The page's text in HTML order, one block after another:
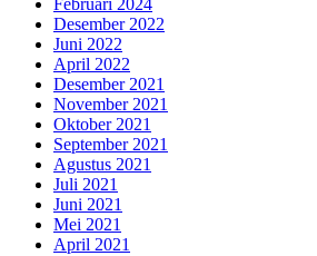
Februari 2024
Desember 2022
Juni 2022
April 2022
Desember 2021
November 2021
Oktober 2021
September 2021
Agustus 2021
Juli 2021
Juni 2021
Mei 2021
April 2021